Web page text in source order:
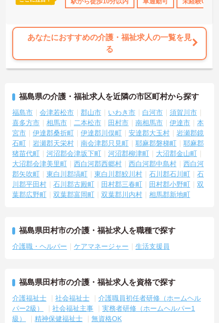
あなたにおすすめの介護・福祉求人の一覧を見
る
福島県の介護・福祉求人を近隣の市区町村から探す
福島市 会津若松市 郡山市 いわき市 白河市
須賀川市
喜多方市
相馬市 二本松市 田村市 南相馬市 伊達市
本
宮市
伊達郡桑折町 伊達郡川俣町 安達郡大玉村
岩瀬郡鏡
石町
岩瀬郡天栄村 南会津郡只見町 耶麻郡磐梯町
耶麻郡
猪苗代町
河沼郡会津坂下町 河沼郡柳津町
大沼郡金山町
大沼郡会津美里町
西白河郡西郷村 西白河郡中島村
西白河
郡矢吹町
東白川郡塙町 東白川郡鮫川村 石川郡石川町
石
川郡平田村
石川郡古殿町 田村郡三春町 田村郡小野町
双
葉郡広野町
双葉郡富岡町 双葉郡川内村 相馬郡新地町
福島県田村市の介護・福祉求人を職種で探す
介護職・ヘルパー ケアマネージャー 生活支援員
福島県田村市の介護・福祉求人を資格で探す
介護福祉士 社会福祉士
介護職員初任者研修（ホームヘル
パー2級）
社会福祉主事
実務者研修（ホームヘルパー1
級）
精神保健福祉士 無資格OK